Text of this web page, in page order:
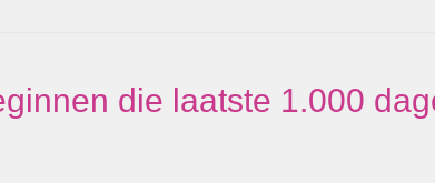
die laatste 1.000